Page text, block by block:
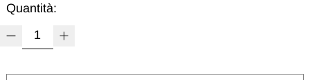
Quantità: